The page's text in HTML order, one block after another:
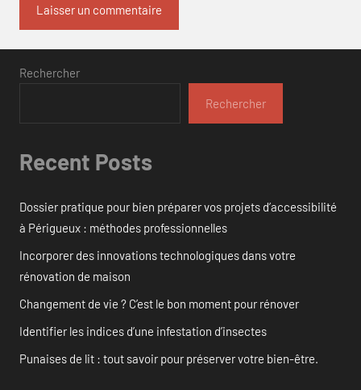
Rechercher
Rechercher
Recent Posts
Dossier pratique pour bien préparer vos projets d’accessibilité
à Périgueux : méthodes professionnelles
Incorporer des innovations technologiques dans votre
rénovation de maison
Changement de vie ? C’est le bon moment pour rénover
Identifier les indices d’une infestation d’insectes
Punaises de lit : tout savoir pour préserver votre bien-être.